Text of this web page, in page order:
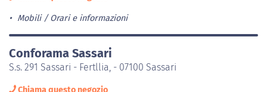
Mobili Orari e informazioni
Conforama Sassari
S.s. 291 Sassari - Fertllia, - 07100 Sassari
Chiama questo negozio